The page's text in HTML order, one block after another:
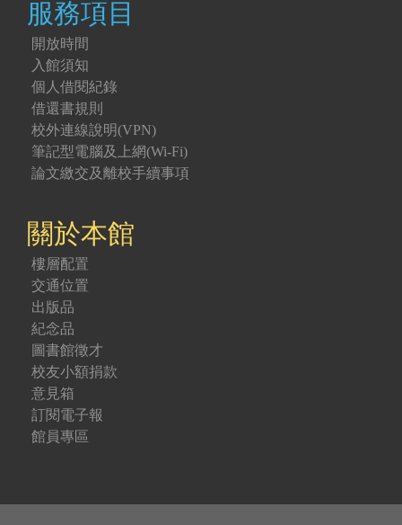
服務項目
開放時間
入館須知
個人借閱紀錄
借還書規則
校外連線說明(VPN)
筆記型電腦及上網(Wi-Fi)
論文繳交及離校手續事項
關於本館
樓層配置
交通位置
出版品
紀念品
圖書館徵才
校友小額捐款
意見箱
訂閱電子報
館員專區